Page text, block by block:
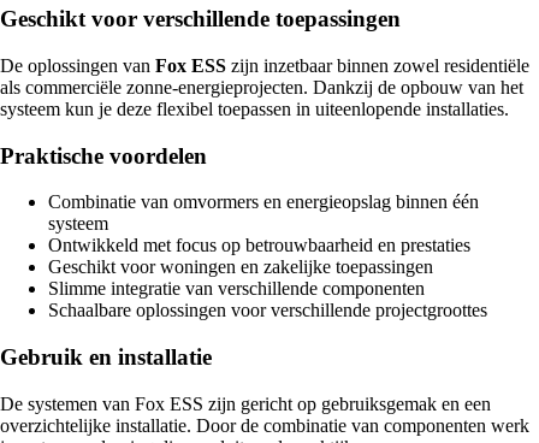
Geschikt voor verschillende toepassingen
De oplossingen van Fox ESS zijn inzetbaar binnen zowel residentiële
als commerciële zonne-energieprojecten. Dankzij de opbouw van het
systeem kun je deze flexibel toepassen in uiteenlopende installaties.
Praktische voordelen
Combinatie van omvormers en energieopslag binnen één
systeem
Ontwikkeld met focus op betrouwbaarheid en prestaties
Geschikt voor woningen en zakelijke toepassingen
Slimme integratie van verschillende componenten
Schaalbare oplossingen voor verschillende projectgroottes
Gebruik en installatie
De systemen van Fox ESS zijn gericht op gebruiksgemak en een
overzichtelijke installatie. Door de combinatie van componenten werk